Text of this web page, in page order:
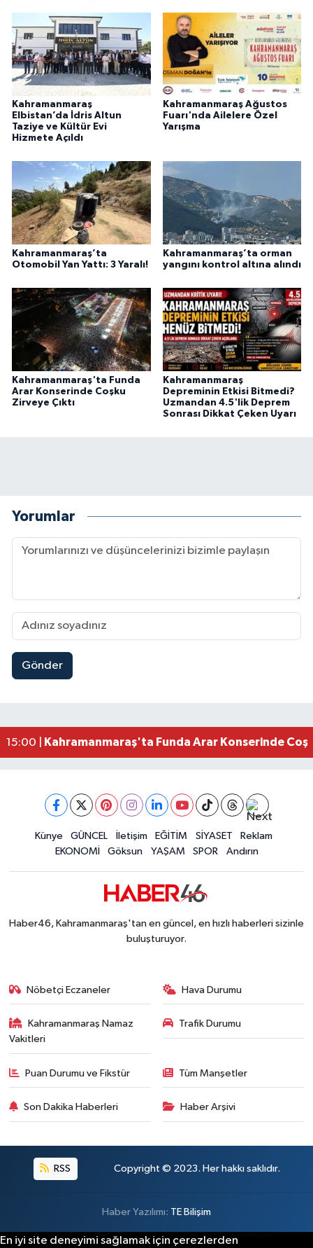
Kahramanmaraş
Elbistan’da İdris Altun
Taziye ve Kültür Evi
Hizmete Açıldı
Kahramanmaraş Ağustos
Fuarı'nda Ailelere Özel
Yarışma
Kahramanmaraş’ta
Otomobil Yan Yattı: 3 Yaralı!
Kahramanmaraş’ta orman
yangını kontrol altına alındı
Kahramanmaraş'ta Funda
Arar Konserinde Coşku
Zirveye Çıktı
Kahramanmaraş
Depreminin Etkisi Bitmedi?
Uzmandan 4.5'lik Deprem
Sonrası Dikkat Çeken Uyarı
Yorumlar
Gönder
23:59 |Kahramanmaraş Elbistan’da İdris Altun Taziye
15:00 |
Kahramanmaraş'ta Funda Arar Konserinde
11:18 |Kahramanmaraş Depreminin Etkisi Bitmedi?
Gaziantep Nurdağı'nda 4.5 Büyüklüğünde
Künye GÜNCEL İletişim EĞİTİM SİYASET
Reklam
EKONOMİ
Göksun YAŞAM SPOR Andırın
Haber46, Kahramanmaraş'tan en güncel, en hızlı haberleri sizinle
buluşturuyor.
Nöbetçi Eczaneler Hava Durumu
Kahramanmaraş Namaz
Vakitleri
Trafik Durumu
Puan Durumu ve Fikstür Tüm Manşetler
Son Dakika Haberleri Haber Arşivi
RSS Copyright © 2023. Her hakkı saklıdır.
Haber Yazılımı: TE Bilişim
En iyi site deneyimi sağlamak için çerezlerden
ASAYİŞ
SEÇİM 2015
ÇEVRE
YARIŞMALAR
TANITIM
HABERDE İNSAN